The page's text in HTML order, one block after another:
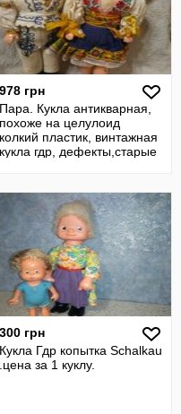
978 грн
Пара. Кукла антикварная,
похоже на целулоид
колкий пластик, винтажная
кукла гдр, дефекты,старые
300 грн
Кукла Гдр копытка Schalkau
.цена за 1 куклу.